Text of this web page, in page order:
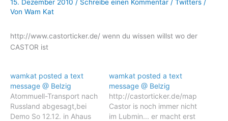
15. Dezember 2010 / Schreibe einen Kommentar / Twitters /
Von Wam Kat
http://www.castorticker.de/ wenn du wissen willst wo der
CASTOR ist
wamkat posted a text
message @ Belzig
Atommuell-Transport nach
Russland abgesagt,bei
Demo So 12.12. in Ahaus
wamkat posted a text
message @ Belzig
http://castorticker.de/map
Castor is noch immer nicht
im Lubmin... er macht erst